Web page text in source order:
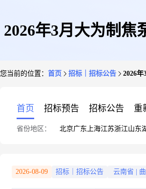
2026年3月大为制焦
您当前的位置： 首页 招标｜招标公告 2026年
首页 招标预告 招标公告 重
省份地区： 北京广东 上海江苏浙江山东
2026-08-09 招标｜招标公告 云南省